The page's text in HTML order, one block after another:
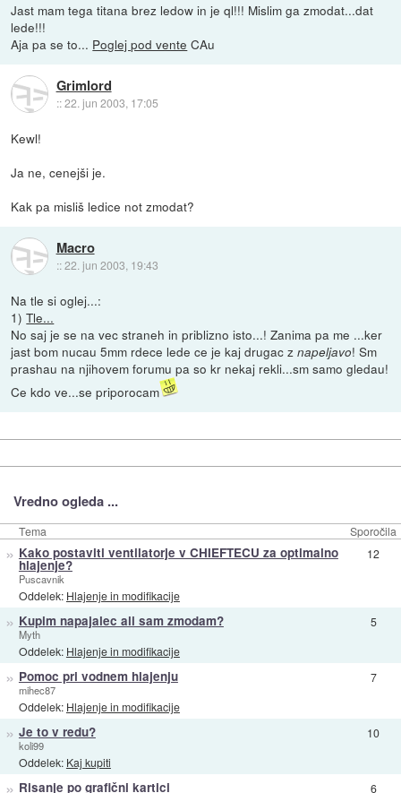
Jast mam tega titana brez ledow in je ql!!! Mislim ga zmodat...dat
lede!!!
Aja pa se to... Poglej pod vente CAu
Grimlord
::22. jun 2003, 17:05
Kewl!
Ja ne, cenejši je.
Kak pa misliš ledice not zmodat?
Macro
::22. jun 2003, 19:43
Na tle si oglej...:
1)Tle...
No saj je se na vec straneh in priblizno isto...! Zanima pa me ...ker
jast bom nucau 5mm rdece lede ce je kaj drugac znapeljavo! Sm
prashau na njihovem forumu pa so kr nekaj rekli...sm samo gledau!
Ce kdo ve...se priporocam
Vredno ogleda ...
Tema Sporočila
» Kako postaviti ventilatorje v CHIEFTECU za optimalno
hlajenje?
Puscavnik
Oddelek: Hlajenje in modifikacije
12
» Kupim napajalec ali sam zmodam?
Myth
Oddelek: Hlajenje in modifikacije
5
» Pomoc pri vodnem hlajenju
mihec87
Oddelek: Hlajenje in modifikacije
7
» Je to v redu?
koli99
Oddelek: Kaj kupiti
10
» Risanje po grafični kartici 6